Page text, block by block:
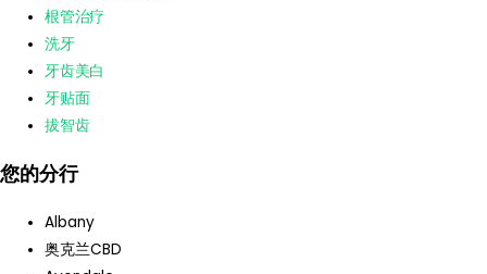
根管治疗
洗牙
牙齿美白
牙贴面
拔智齿
您的分行
Albany
奥克兰CBD